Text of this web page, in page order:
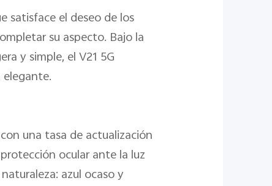
satisface el deseo de los
su aspecto. Bajo la
y simple, el V21 5G
una tasa de actualización
ocular ante la luz
azul ocaso y